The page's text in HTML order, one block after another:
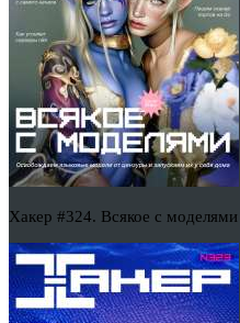
Хакер #324. Всякое с моделями